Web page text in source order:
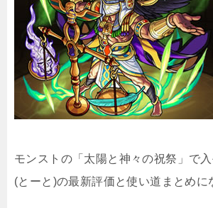
モンストの「太陽と神々の祝祭」で
(とーと)の最新評価と使い道まとめに